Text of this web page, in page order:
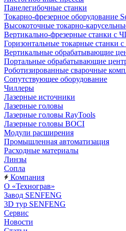
Панелегибочные станки
Токарно-фрезерное оборудование
Высокоточные токарно-
Вертикально-фрезерные станки с
Горизонтальные токарные станки
Вертикальные обрабатывающие
Портальные обрабатывающие
Роботизированные сварочные
Сопутствующее оборудование
Чиллеры
Лазерные источники
Лазерные головы
Лазерные головы RayTools
Лазерные головы BOCI
Модули расширения
Промышленная автоматизация
Расходные материалы
Линзы
Сопла
Компания
О «Технограв»
Завод SENFENG
3D тур SENFENG
Сервис
Новости